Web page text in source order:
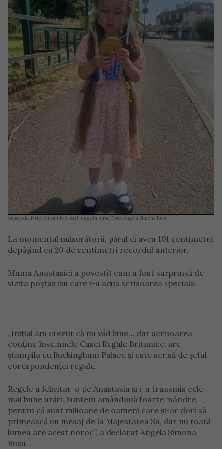
Anastasia, fetița cu părul cel mai lung din lume. Foto: Angela Simona Rusu
La momentul măsurătorii, părul ei avea 101 centimetri,
depășind cu 20 de centimetri recordul anterior.
Mama Anastasiei a povestit cum a fost surprinsă de
vizita poștașului care i-a adus scrisoarea specială.
„Inițial am crezut că nu văd bine… dar scrisoarea
conține însemnele Casei Regale Britanice, are
ștampila cu Buckingham Palace și este scrisă de șeful
corespondenței regale.
Regele a felicitat-o pe Anastasia și i-a transmis cele
mai bune urări. Suntem amândouă foarte mândre,
pentru că sunt milioane de oameni care și-ar dori să
primească un mesaj de la Majestatea Sa, dar nu toată
lumea are acest noroc”, a declarat Angela Simona
Rusu.